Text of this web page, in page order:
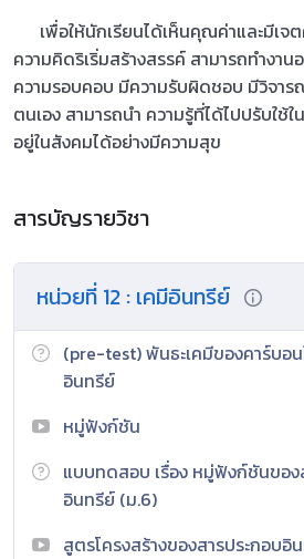
เพื่อให้นักเรียนได้เห็นคุณค่าและมีเจ
ความคิดริเริ่มสร้างสรรค์ สามารถทำงาน
ความรอบคอบ มีความรับผิดชอบ มีวิจา
ตนเอง สามารถนำ ความรู้ที่ได้ไปปรับใช้
อยู่ในสังคมได้อย่างมีความสุข
สารบัญรายวิชา
หน่วยที่ 12 : เคมีอินทรีย์
(pre-test) พันธะเคมีของคาร์บอน
อินทรีย์
หมู่ฟังก์ชัน
แบบทดสอบ เรื่อง หมู่ฟังก์ชันของ
อินทรีย์ (ม.6)
สูตรโครงสร้างของสารประกอบอิ